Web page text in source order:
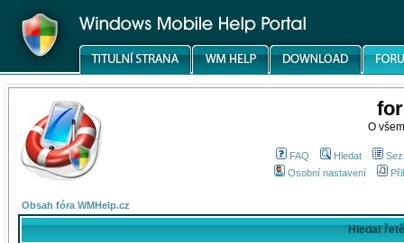
O
FAQ Hledat
Osobní nastavení
Obsah fóra WMHelp.cz
Hledat